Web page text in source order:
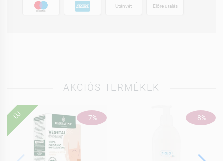
Utánvét Előre utalás
AKCIÓS TERMÉKEK
-7%
ÚJ -8%